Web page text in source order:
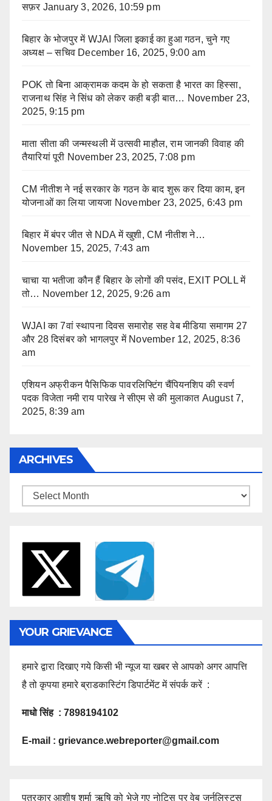
सफ़र January 3, 2026, 10:59 pm
बिहार के भोजपुर में WJAI जिला इकाई का हुआ गठन, चुने गए
अध्यक्ष – सचिव December 16, 2025, 9:00 am
POK तो बिना आक्रामक कदम के हो सकता है भारत का हिस्सा,
राजनाथ सिंह ने सिंध को लेकर कही बड़ी बात… November 23,
2025, 9:15 pm
माता सीता की जन्मस्थली में उत्सवी माहौल, राम जानकी विवाह की
तैयारियां पूरी November 23, 2025, 7:08 pm
CM नीतीश ने नई सरकार के गठन के बाद शुरू कर दिया काम, इन
योजनाओं का लिया जायजा November 23, 2025, 6:43 pm
बिहार में बंपर जीत से NDA में खुशी, CM नीतीश ने…
November 15, 2025, 7:43 am
चाचा या भतीजा कौन हैं बिहार के लोगों की पसंद, EXIT POLL में
तो… November 12, 2025, 9:26 am
WJAI का 7वां स्थापना दिवस समारोह सह वेब मीडिया समागम 27
और 28 दिसंबर को भागलपुर में November 12, 2025, 8:36
am
एशियन अफ्रीकन पैसिफिक पावरलिफ्टिंग चैंपियनशिप की स्वर्ण
पदक विजेता नमी राय पारेख ने सीएम से की मुलाकात August 7,
2025, 8:39 am
ARCHIVES
Archives
YOUR GRIEVANCE
हमारे द्वारा दिखाए गये किसी भी न्यूज या खबर से आपको अगर आपत्ति
है तो कृपया हमारे ब्राडकास्टिंग डिपार्टमेंट में संपर्क करें :
माधो सिंह : 7898194102
E-mail : grievance.webreporter@gmail.com
पत्रकार आशीष शर्मा ऋषि को भेजे गए नोटिस पर वेब जर्नलिस्ट्स